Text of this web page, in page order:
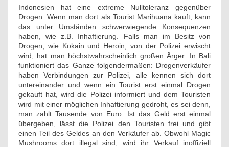
Indonesien hat eine extreme Nulltoleranz gegenüber
Drogen. Wenn man dort als Tourist Marihuana kauft, kann
das unter Umständen schwerwiegende Konsequenzen
haben, wie z.B. Inhaftierung. Falls man im Besitz von
Drogen, wie Kokain und Heroin, von der Polizei erwischt
wird, hat man höchstwahrscheinlich großen Ärger. In Bali
funktioniert das Ganze folgendermaßen: Drogenverkäufer
haben Verbindungen zur Polizei, alle kennen sich dort
untereinander und wenn ein Tourist erst einmal Drogen
gekauft hat, wird die Polizei informiert und dem Touristen
wird mit einer möglichen Inhaftierung gedroht, es sei denn,
man zahlt Tausende von Euro. Ist das Geld erst einmal
übergeben, lässt die Polizei den Touristen frei und gibt
einen Teil des Geldes an den Verkäufer ab. Obwohl Magic
Mushrooms dort illegal sind, wird ihr Verkauf inoffiziell